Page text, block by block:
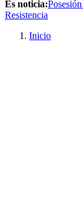
Es noticia:
Resistencia
Inicio